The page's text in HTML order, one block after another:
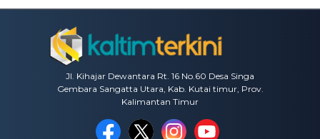
Jl. Kihajar Dewantara Rt. 16 No.60 Desa Singa
Gembara Sangatta Utara, Kab. Kutai timur, Prov.
Kalimantan Timur